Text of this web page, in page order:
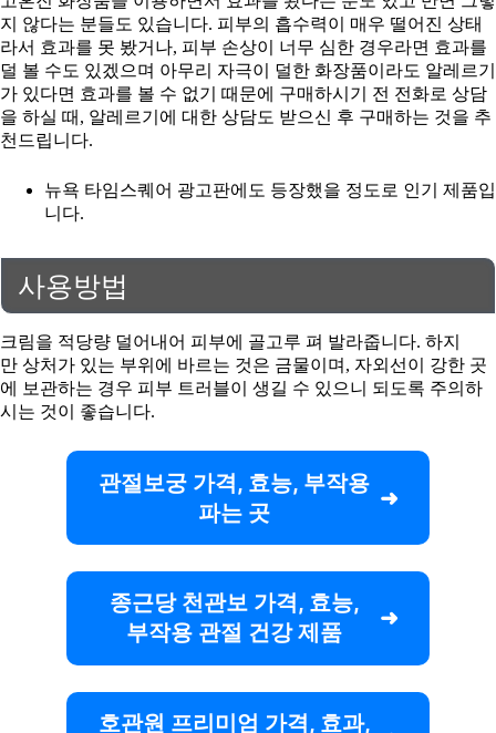
지 않다는 분들도 있습니다. 피부의 흡수력이 매우 떨어진 상태
라서 효과를 못 봤거나, 피부 손상이 너무 심한 경우라면 효과를
덜 볼 수도 있겠으며 아무리 자극이 덜한 화장품이라도 알레르기
가 있다면 효과를 볼 수 없기 때문에 구매하시기 전 전화로 상담
을 하실 때, 알레르기에 대한 상담도 받으신 후 구매하는 것을 추
천드립니다.
뉴욕 타임스퀘어 광고판에도 등장했을 정도로 인기 제품입
니다.
사용방법
크림을 적당량 덜어내어 피부에 골고루 펴 발라줍니다. 하지
만 상처가 있는 부위에 바르는 것은 금물이며, 자외선이 강한 곳
에 보관하는 경우 피부 트러블이 생길 수 있으니 되도록 주의하
시는 것이 좋습니다.
관절보궁 가격, 효능, 부작용
파는 곳
종근당 천관보 가격, 효능,
부작용 관절 건강 제품
호관원 프리미엄 가격, 효과,